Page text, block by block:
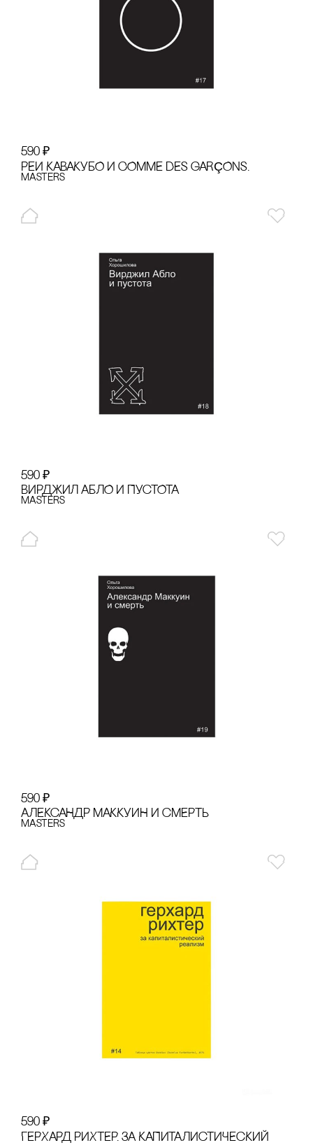
590 ₽
РЕИ КАВАКУБО И COMME DES GARÇONS.
Masters
590 ₽
ВИРДЖИЛ АБЛО И ПУсТОТА
Masters
590 ₽
АЛЕКсАНДР МАККУИН И сМЕРТЬ
Masters
590 ₽
ГЕРХАРД РИХТЕР. ЗА КАПИТАЛИсТИЧЕсКИЙ